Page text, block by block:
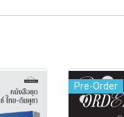
Pre-Order